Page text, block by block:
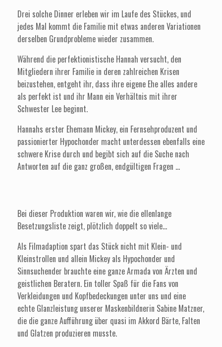
Drei solche Dinner erleben wir im Laufe des Stückes, und
jedes Mal kommt die Familie mit etwas anderen Variationen
derselben Grundprobleme wieder zusammen.
Während die perfektionistische Hannah versucht, den
Mitgliedern ihrer Familie in deren zahlreichen Krisen
beizustehen, entgeht ihr, dass ihre eigene Ehe alles andere
als perfekt ist und ihr Mann ein Verhältnis mit ihrer
Schwester Lee beginnt.
Hannahs erster Ehemann Mickey, ein Fernsehproduzent und
passionierter Hypochonder macht unterdessen ebenfalls eine
schwere Krise durch und begibt sich auf die Suche nach
Antworten auf die ganz großen, endgültigen Fragen ...
Bei dieser Produktion waren wir, wie die ellenlange
Besetzungsliste zeigt, plötzlich doppelt so viele...
Als Filmadaption spart das Stück nicht mit Klein- und
Kleinstrollen und allein Mickey als Hypochonder und
Sinnsuchender brauchte eine ganze Armada von Ärzten und
geistlichen Beratern. Ein toller Spaß für die Fans von
Verkleidungen und Kopfbedeckungen unter uns und eine
echte Glanzleistung unserer Maskenbildnerin Sabine Matzner,
die die ganze Aufführung über quasi im Akkord Bärte, Falten
und Glatzen produzieren musste.